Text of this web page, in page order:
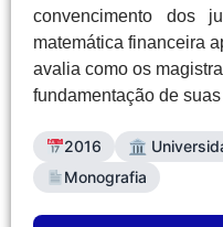
convencimento dos
matemática financeira
avalia como os
fundamentação de
2016
🏛
Monografia